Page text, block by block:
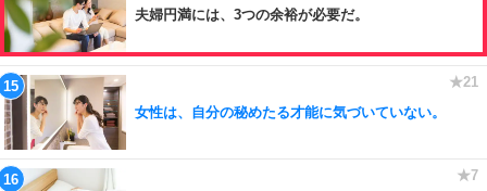
夫婦円満には、3つの余裕が必要だ。
女性は、自分の秘めたる才能に気づいていない。